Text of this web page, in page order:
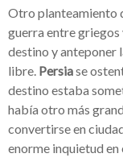
Otro planteamiento
guerra entre griegos
destino y anteponer
libre. Persiase
destino estaba
había otro más
convertirse en
enorme inquietud en